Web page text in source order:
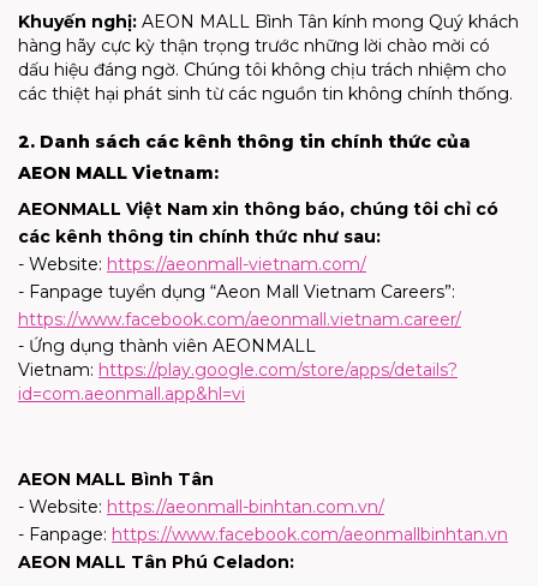
Khuyến nghị: AEON MALL Bình Tân kính mong Quý khách
hàng hãy cực kỳ thận trọng trước những lời chào mời có
dấu hiệu đáng ngờ. Chúng tôi không chịu trách nhiệm cho
các thiệt hại phát sinh từ các nguồn tin không chính thống.
2. Danh sách các kênh thông tin chính thức của
AEON MALL Vietnam:
AEONMALL Việt Nam xin thông báo, chúng tôi chỉ có
các kênh thông tin chính thức như sau:
- Website: https://aeonmall-vietnam.com/
- Fanpage tuyển dụng “Aeon Mall Vietnam Careers”:
https://www.facebook.com/aeonmall.vietnam.career/
- Ứng dụng thành viên AEONMALL
Vietnam: https://play.google.com/store/apps/details?
id=com.aeonmall.app&hl=vi
AEON MALL Bình Tân
- Website: https://aeonmall-binhtan.com.vn/
- Fanpage: https://www.facebook.com/aeonmallbinhtan.vn
AEON MALL Tân Phú Celadon: